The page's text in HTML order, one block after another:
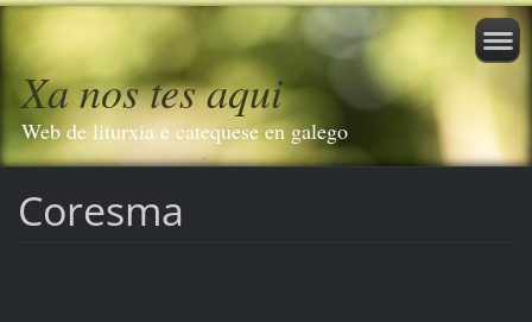
Xa nos tes aqui
Web de liturxia e catequese en galego
Coresma